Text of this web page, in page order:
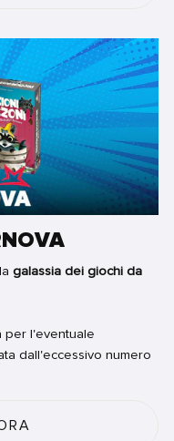
galassia dei giochi da
per l'eventuale
dall'eccessivo numero